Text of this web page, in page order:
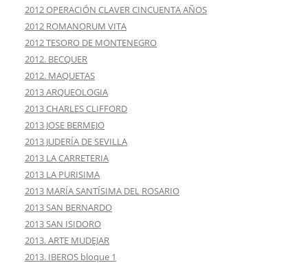
2012 OPERACIÓN CLAVER CINCUENTA AÑOS
2012 ROMANORUM VITA
2012 TESORO DE MONTENEGRO
2012. BECQUER
2012. MAQUETAS
2013 ARQUEOLOGIA
2013 CHARLES CLIFFORD
2013 JOSE BERMEJO
2013 JUDERÍA DE SEVILLA
2013 LA CARRETERIA
2013 LA PURISIMA
2013 MARÍA SANTÍSIMA DEL ROSARIO
2013 SAN BERNARDO
2013 SAN ISIDORO
2013. ARTE MUDEJAR
2013. IBEROS bloque 1